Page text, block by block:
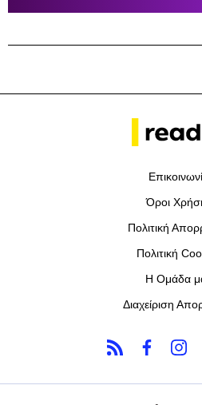
Όροι
Πολιτική
Πολιτική
Η Ομάδα
Διαχείριση